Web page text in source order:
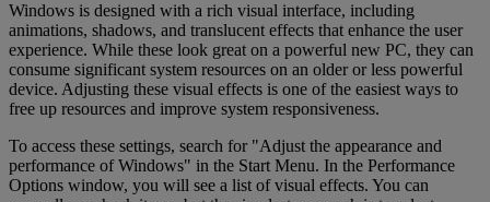
Windows is designed with a rich visual interface, including
animations, shadows, and translucent effects that enhance the user
experience. While these look great on a powerful new PC, they can
consume significant system resources on an older or less powerful
device. Adjusting these visual effects is one of the easiest ways to
free up resources and improve system responsiveness.
To access these settings, search for "Adjust the appearance and
performance of Windows" in the Start Menu. In the Performance
Options window, you will see a list of visual effects. You can